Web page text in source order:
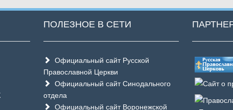
ПОЛЕЗНОЕ В СЕТИ
Официальный сайт Русской
Православной Церкви
Официальный сайт Синодального
отдела
Официальный сайт Воронежской